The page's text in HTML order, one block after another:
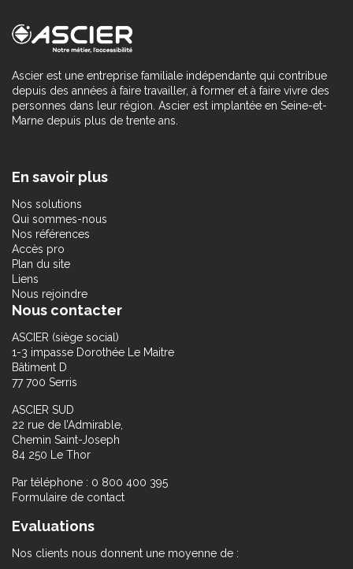
Ascier est une entreprise familiale indépendante qui contribue
depuis des années à faire travailler, à former et à faire vivre des
personnes dans leur région. Ascier est implantée en Seine-et-
Marne depuis plus de trente ans.
En savoir plus
Nos solutions
Qui sommes-nous
Nos références
Accès pro
Plan du site
Liens
Nous rejoindre
Nous contacter
ASCIER (siège social)
1-3 impasse Dorothée Le Maitre
Bâtiment D
77 700 Serris
ASCIER SUD
22 rue de l’Admirable,
Chemin Saint-Joseph
84 250 Le Thor
Par téléphone : 0 800 400 395
Formulaire de contact
Evaluations
Nos clients nous donnent une moyenne de :